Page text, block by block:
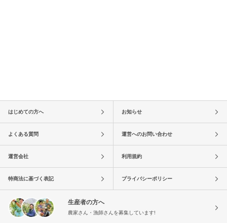
はじめての方へ お知らせ
よくある質問 運営へのお問い合わせ
運営会社 利用規約
特商法に基づく表記 プライバシーポリシー
生産者の方へ
農家さん・漁師さんを募集しています!